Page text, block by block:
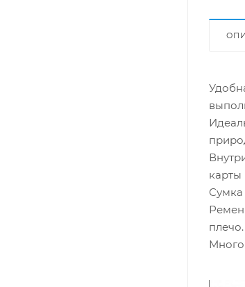
карты
Сумка
Много